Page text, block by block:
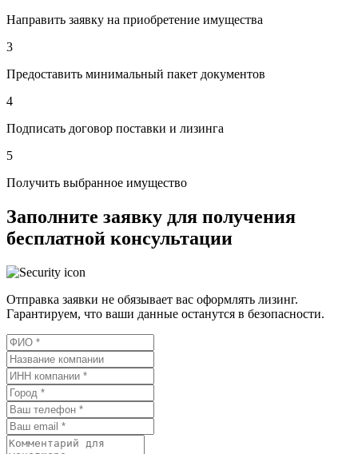
Направить заявку на приобретение имущества
3
Предоставить минимальный пакет документов
4
Подписать договор поставки и лизинга
5
Получить выбранное имущество
Заполните заявку для получения
бесплатной консультации
Отправка заявки не обязывает вас оформлять лизинг.
Гарантируем, что ваши данные останутся в безопасности.